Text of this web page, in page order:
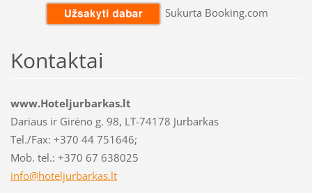
Sukurta Booking.com
Kontaktai
www.Hoteljurbarkas.lt
Dariaus ir Girėno g. 98, LT-74178 Jurbarkas
Tel./Fax: +370 44 751646;
Mob. tel.: +370 67 638025
info@hoteljurbarkas.lt